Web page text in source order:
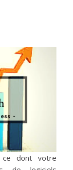
dont votre